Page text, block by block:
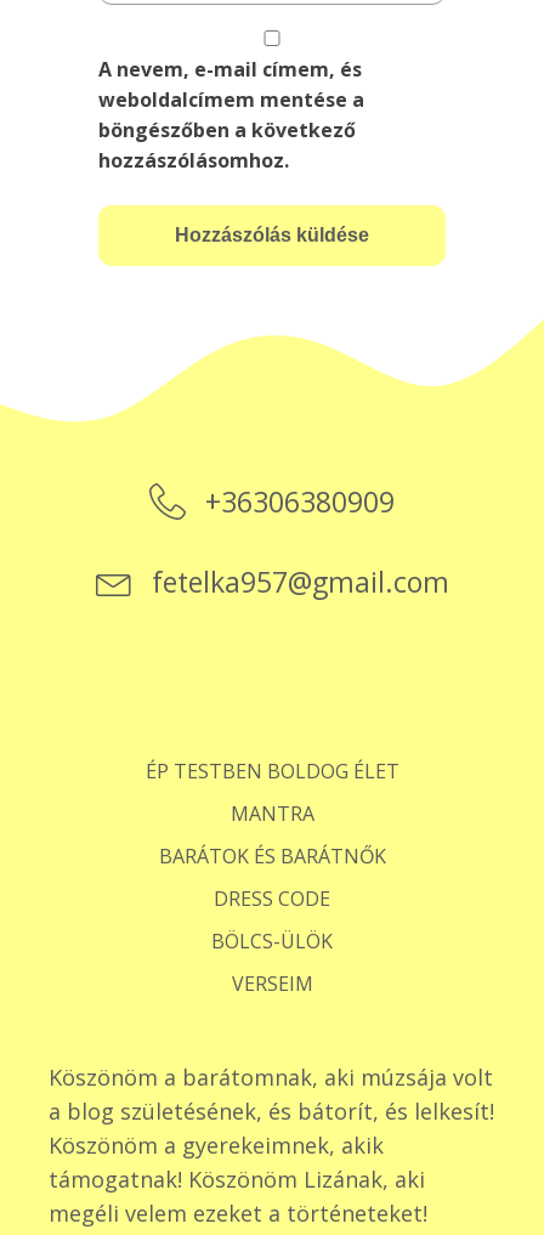
A nevem, e-mail címem, és
weboldalcímem mentése a
böngészőben a következő
hozzászólásomhoz.
+36306380909
fetelka957@gmail.com
ÉP TESTBEN BOLDOG ÉLET
MANTRA
BARÁTOK ÉS BARÁTNŐK
DRESS CODE
BÖLCS-ÜLÖK
VERSEIM
Köszönöm a barátomnak, aki múzsája volt
a blog születésének, és bátorít, és lelkesít!
Köszönöm a gyerekeimnek, akik
támogatnak! Köszönöm Lizának, aki
megéli velem ezeket a történeteket!